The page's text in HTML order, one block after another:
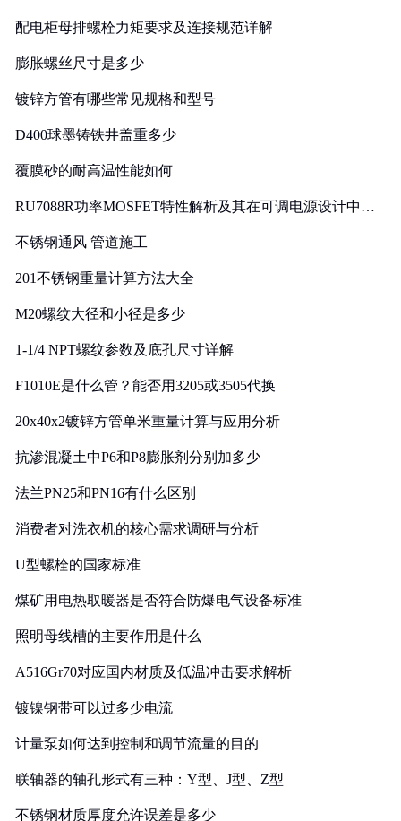
配电柜母排螺栓力矩要求及连接规范详解
膨胀螺丝尺寸是多少
镀锌方管有哪些常见规格和型号
D400球墨铸铁井盖重多少
覆膜砂的耐高温性能如何
RU7088R功率MOSFET特性解析及其在可调电源设计中的
不锈钢通风 管道施工
201不锈钢重量计算方法大全
M20螺纹大径和小径是多少
1-1/4 NPT螺纹参数及底孔尺寸详解
F1010E是什么管？能否用3205或3505代换
20x40x2镀锌方管单米重量计算与应用分析
抗渗混凝土中P6和P8膨胀剂分别加多少
法兰PN25和PN16有什么区别
消费者对洗衣机的核心需求调研与分析
U型螺栓的国家标准
煤矿用电热取暖器是否符合防爆电气设备标准
照明母线槽的主要作用是什么
A516Gr70对应国内材质及低温冲击要求解析
镀镍钢带可以过多少电流
计量泵如何达到控制和调节流量的目的
联轴器的轴孔形式有三种：Y型、J型、Z型
不锈钢材质厚度允许误差是多少